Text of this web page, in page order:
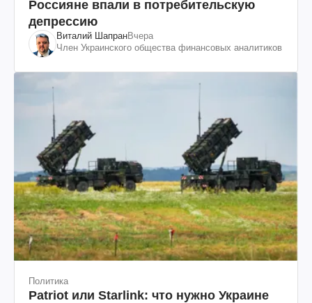
Россияне впали в потребительскую
депрессию
Виталий ШапранВчера
Член Украинского общества финансовых аналитиков
Политика
Patriot или Starlink: что нужно Украине